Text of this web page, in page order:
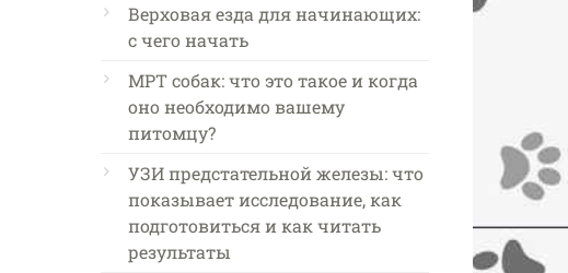
Верховая езда для начинающих:
с чего начать
МРТ собак: что это такое и когда
оно необходимо вашему
питомцу?
УЗИ предстательной железы: что
показывает исследование, как
подготовиться и как читать
результаты